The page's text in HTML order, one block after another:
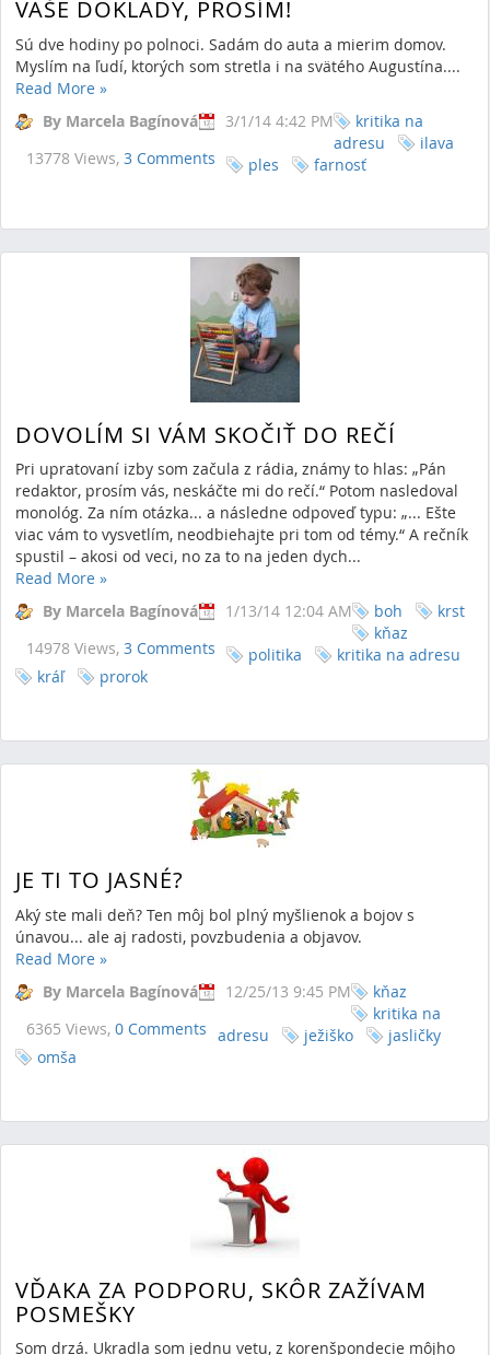
VAŠE DOKLADY, PROSÍM!
Sú dve hodiny po polnoci. Sadám do auta a mierim domov.
Myslím na ľudí, ktorých som stretla i na svätého Augustína....
Read More »
By Marcela Bagínová
3/1/14 4:42 PM
13778 Views, 3 Comments
kritika na
adresu
ilava
ples
farnosť
DOVOLÍM SI VÁM SKOČIŤ DO REČÍ
Pri upratovaní izby som začula z rádia, známy to hlas: „Pán
redaktor, prosím vás, neskáčte mi do rečí.“ Potom nasledoval
monológ. Za ním otázka... a následne odpoveď typu: „... Ešte
viac vám to vysvetlím, neodbiehajte pri tom od témy.“ A rečník
spustil – akosi od veci, no za to na jeden dych...
Read More »
By Marcela Bagínová
1/13/14 12:04 AM
14978 Views, 3 Comments
boh
krst
kňaz
politika
kritika na adresu
kráľ
prorok
JE TI TO JASNÉ?
Aký ste mali deň? Ten môj bol plný myšlienok a bojov s
únavou... ale aj radosti, povzbudenia a objavov.
Read More »
By Marcela Bagínová
12/25/13 9:45 PM
6365 Views, 0 Comments
kňaz
kritika na
adresu
ježiško
jasličky
omša
VĎAKA ZA PODPORU, SKÔR ZAŽÍVAM
POSMEŠKY
Som drzá. Ukradla som jednu vetu, z korenšpondecie môjho